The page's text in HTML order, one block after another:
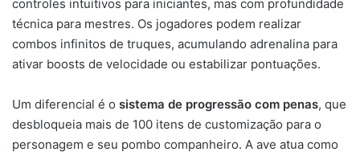
controles intuitivos para iniciantes, mas com profundidade
técnica para mestres. Os jogadores podem realizar
combos infinitos de truques, acumulando adrenalina para
ativar boosts de velocidade ou estabilizar pontuações.
Um diferencial é o sistema de progressão com penas, que
desbloqueia mais de 100 itens de customização para o
personagem e seu pombo companheiro. A ave atua como